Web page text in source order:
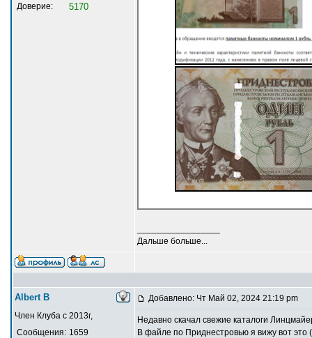
Доверие: 5170
Дальше больше...
Albert В
Член Клуба с 2013г,
Сообщения: 1659
Добавлено: Чт Май 02, 2024 21:19 pm
Недавно скачал свежие каталоги
В файле по Приднестровью я вижу вот это